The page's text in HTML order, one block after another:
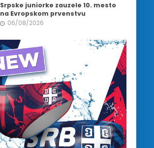
Srpske juniorke zauzele 10. mesto
na Evropskom prvenstvu
06/08/2026